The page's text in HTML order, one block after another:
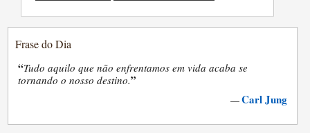
Frase do Dia
“Tudo aquilo que não enfrentamos em vida acaba se
tornando o nosso destino.”
—Carl Jung